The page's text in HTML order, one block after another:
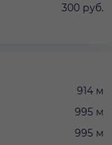
300 руб.
914 м
995 м
995 м